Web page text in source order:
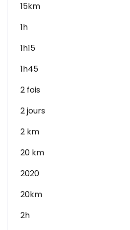
15km
1h
1h15
1h45
2 fois
2 jours
2 km
20 km
2020
20km
2h